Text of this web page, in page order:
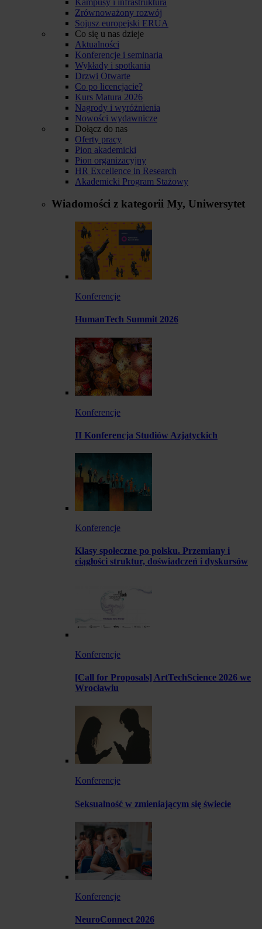
Zrównoważony rozwój
Sojusz europejski ERUA
Co się u nas dzieje
Aktualności
Konferencje i seminaria
Wykłady i spotkania
Drzwi Otwarte
Co po licencjacie?
Kurs Matura 2026
Nagrody i wyróżnienia
Nowości wydawnicze
Dołącz do nas
Oferty pracy
Pion akademicki
Pion organizacyjny
HR Excellence in Research
Akademicki Program Stażowy
Wiadomości z kategorii My, Uniwersytet
Konferencje
HumanTech Summit 2026
Konferencje
II Konferencja Studiów Azjatyckich
Konferencje
Klasy społeczne po polsku. Przemiany i
ciągłości struktur, doświadczeń i dyskursów
Konferencje
[Call for Proposals] ArtTechScience 2026 we
Wrocławiu
Konferencje
Seksualność w zmieniającym się świecie
Konferencje
NeuroConnect 2026